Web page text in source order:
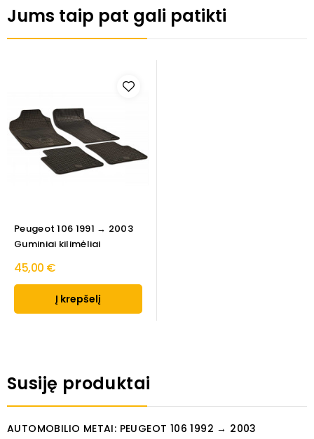
Jums taip pat gali patikti
Peugeot 106 1991 → 2003
Guminiai kilimėliai
45,00 €
Į krepšelį
Susiję produktai
AUTOMOBILIO METAI: PEUGEOT 106 1992 → 2003